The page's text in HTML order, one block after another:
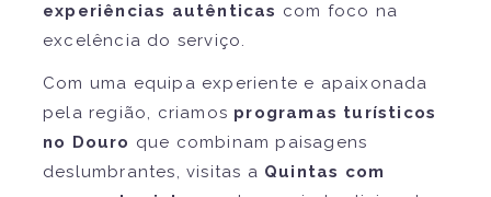
experiências autênticas com foco na
excelência do serviço.
Com uma equipa experiente e apaixonada
pela região, criamos programas turísticos
no Douro que combinam paisagens
deslumbrantes, visitas a Quintas com